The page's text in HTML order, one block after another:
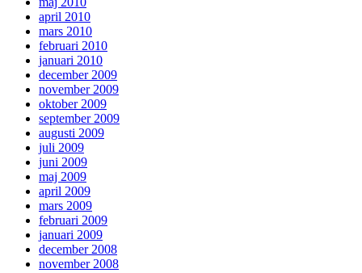
april 2010
mars 2010
februari 2010
januari 2010
december 2009
november 2009
oktober 2009
september 2009
augusti 2009
juli 2009
juni 2009
maj 2009
april 2009
mars 2009
februari 2009
januari 2009
december 2008
november 2008